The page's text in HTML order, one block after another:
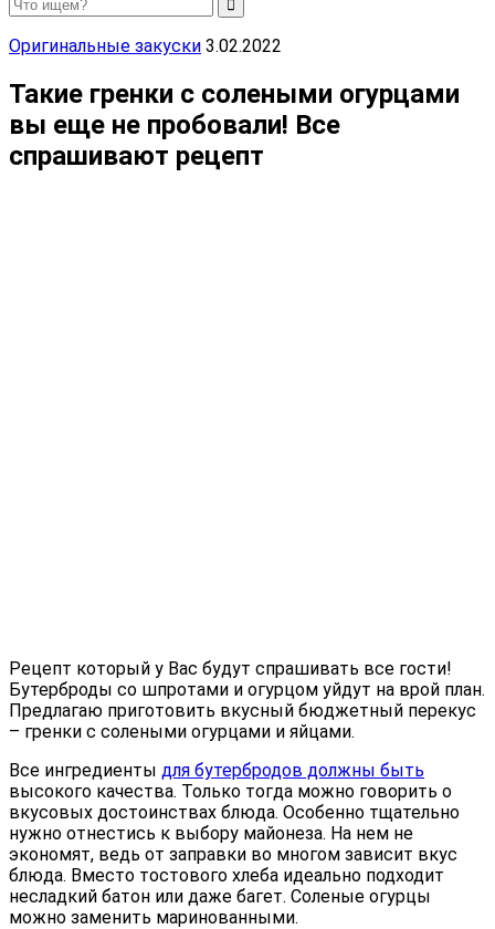
Оригинальные закуски 3.02.2022
Такие гренки с солеными огурцами
вы еще не пробовали! Все
спрашивают рецепт
Рецепт который у Вас будут спрашивать все гости!
Бутерброды со шпротами и огурцом уйдут на врой план.
Предлагаю приготовить вкусный бюджетный перекус
– гренки с солеными огурцами и яйцами.
Все ингредиенты для бутербродов должны быть
высокого качества. Только тогда можно говорить о
вкусовых достоинствах блюда. Особенно тщательно
нужно отнестись к выбору майонеза. На нем не
экономят, ведь от заправки во многом зависит вкус
блюда. Вместо тостового хлеба идеально подходит
несладкий батон или даже багет. Соленые огурцы
можно заменить маринованными.